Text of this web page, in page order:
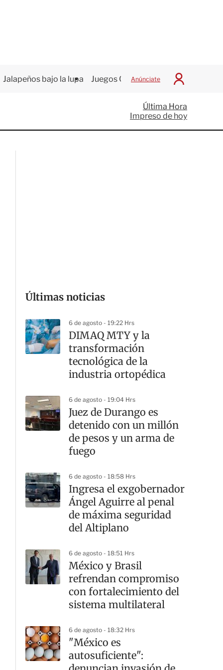
Jalapeños bajo la lupa Juegos Centroamericanos
Anúnciate
I
c
i
a
Última Hora
Impreso de hoy
Últimas noticias
6 de agosto - 19:22 Hrs
DIMAQ MTY y la
transformación
tecnológica de la
industria ortopédica
6 de agosto - 19:04 Hrs
Juez de Durango es
detenido con un millón
de pesos y un arma de
fuego
6 de agosto - 18:58 Hrs
Ingresa el exgobernador
Ángel Aguirre al penal
de máxima seguridad
del Altiplano
6 de agosto - 18:51 Hrs
México y Brasil
refrendan compromiso
con fortalecimiento del
sistema multilateral
6 de agosto - 18:32 Hrs
"México es
autosuficiente":